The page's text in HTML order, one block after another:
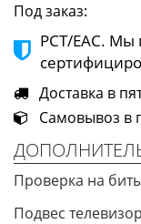
Под заказ:
РСТ/ЕАС. Мы
Доставка в
Самовывоз в
Проверка на
Подвес